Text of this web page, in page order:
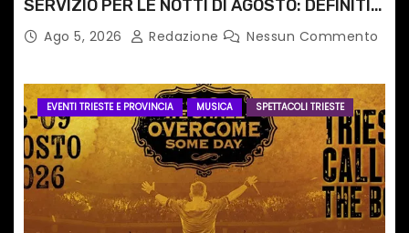
SERVIZIO PER LE NOTTI DI AGOSTO: DEFINITI
PERCORSI, FERMATE E ORARIO
Ago 5, 2026 Redazione Nessun Commento
EVENTI TRIESTE E PROVINCIA MUSICA SPETTACOLI TRIESTE